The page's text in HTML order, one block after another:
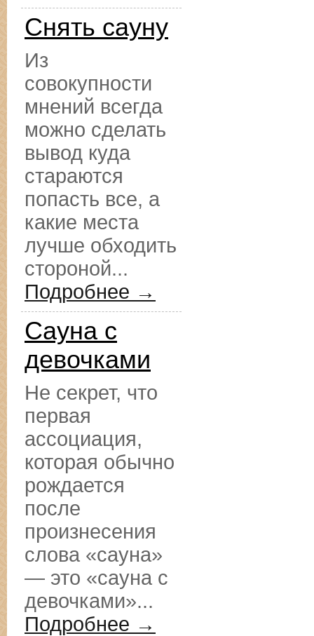
Снять сауну
Из
совокупности
мнений всегда
можно сделать
вывод куда
стараются
попасть все, а
какие места
лучше обходить
стороной...
Подробнее →
Сауна с
девочками
Не секрет, что
первая
ассоциация,
которая обычно
рождается
после
произнесения
слова «сауна»
— это «сауна с
девочками»...
Подробнее →